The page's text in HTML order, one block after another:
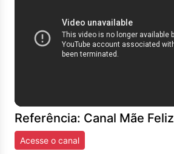
Referência: Canal Mãe Feliz
Acesse o canal